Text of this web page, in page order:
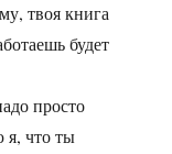
твоя книга
будет
просто
я, что ты